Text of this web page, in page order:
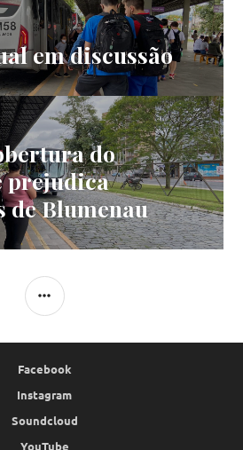
em discussão
do
prejudica
de Blumenau
LATERAL
Facebook
Instagram
Soundcloud
YouTube